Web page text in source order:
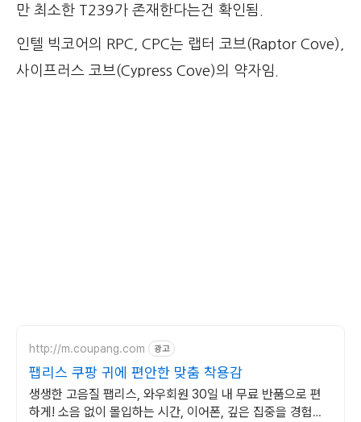
만 최소한 T239가 존재한다는건 확인됨.
인텔 빅코어의 RPC, CPC는 랩터 코브(Raptor Cove),
사이프러스 코브(Cypress Cove)의 약자임.
http://m.coupang.com 광고
팹리스 쿠팡 귀에 편안한 맞춤 착용감
생생한 고음질 팹리스, 와우회원 30일 내 무료 반품으로 편
하게! 소음 없이 몰입하는 시간, 이어폰, 깊은 집중을 경험하